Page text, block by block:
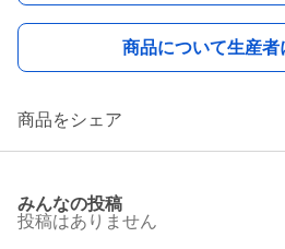
商品について生産者
商品をシェア
みんなの投稿
投稿はありません